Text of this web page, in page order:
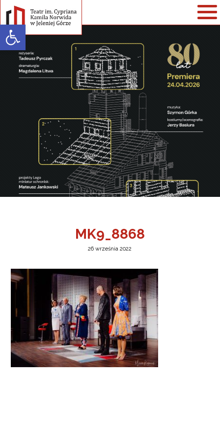
Open toolbar
Jeleniej Górze
MK9_8868
26 września 2022